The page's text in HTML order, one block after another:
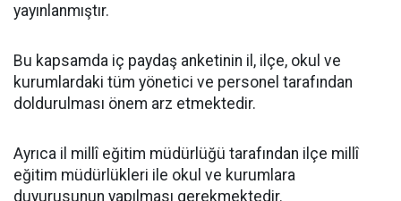
yayınlanmıştır.
Bu kapsamda iç paydaş anketinin il, ilçe, okul ve
kurumlardaki tüm yönetici ve personel tarafından
doldurulması önem arz etmektedir.
Ayrıca il millî eğitim müdürlüğü tarafından ilçe millî
eğitim müdürlükleri ile okul ve kurumlara
duyurusunun yapılması gerekmektedir.